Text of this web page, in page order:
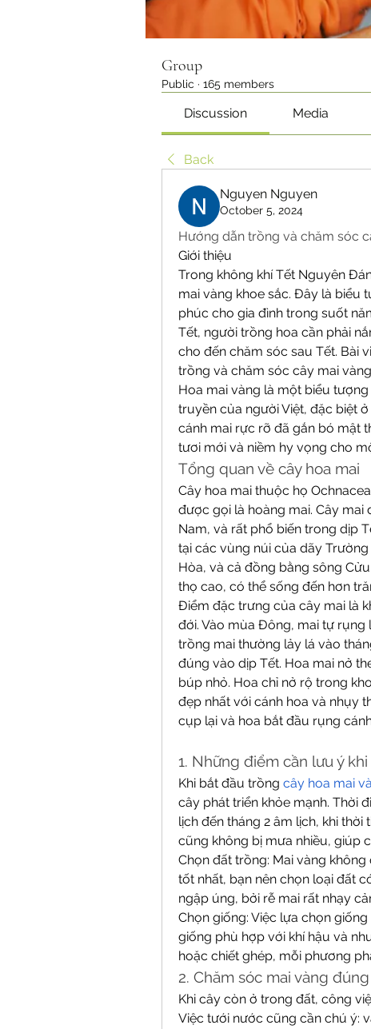
Group
Public · 165 members
Discussion Media
Back
Nguyen Nguyen
October 5, 2024
Hướng dẫn trồng và chăm sóc
Giới thiệu
Trong không khí Tết Nguyên
mai vàng khoe sắc. Đây là biểu
phúc cho gia đình trong suốt
Tết, người trồng hoa cần phải
cho đến chăm sóc sau Tết. Bài
trồng và chăm sóc cây mai
Hoa mai vàng là một biểu
truyền của người Việt, đặc biệt
cánh mai rực rỡ đã gắn bó mật
tươi mới và niềm hy vọng cho
Tổng quan về cây hoa mai
Cây hoa mai thuộc họ
được gọi là hoàng mai. Cây mai
Nam, và rất phổ biến trong dịp
tại các vùng núi của dãy
Hòa, và cả đồng bằng sông
thọ cao, có thể sống đến hơn
Điểm đặc trưng của cây mai là
đới. Vào mùa Đông, mai tự
trồng mai thường lảy lá vào
đúng vào dịp Tết. Hoa mai nở
búp nhỏ. Hoa chỉ nở rộ trong
đẹp nhất với cánh hoa và nhụy
cụp lại và hoa bắt đầu rụng
1. Những điểm cần lưu ý
Khi bắt đầu trồng cây hoa mai
cây phát triển khỏe mạnh. Thời
lịch đến tháng 2 âm lịch, khi
cũng không bị mưa nhiều, giúp
Chọn đất trồng: Mai vàng
tốt nhất, bạn nên chọn loại đất
ngập úng, bởi rễ mai rất nhạy
Chọn giống: Việc lựa chọn
giống phù hợp với khí hậu và
hoặc chiết ghép, mỗi phương
2. Chăm sóc mai vàng
Khi cây còn ở trong đất, công
Việc tưới nước cũng cần chú ý: